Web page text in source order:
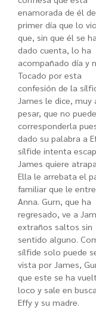
enamorada de él
primer día que lo
que, sin que él se
dado cuenta, lo ha
acompañado día y
Tocado por esta
confesión de la
James le dice, muy
pesar, que no puede
corresponderla
dado su palabra a
sílfide intenta
James quiere
Ella le arrebata el
familiar que le
Anna. Gurn, que ha
regresado, ve a
extraños saltos sin
sentido alguno.
sílfide solo puede
vista por James,
que este se ha
loco y sale en
Effy y su madre.